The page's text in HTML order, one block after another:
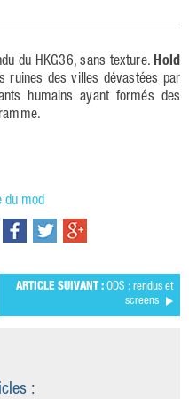
du HKG36, sans texture.Hold
ruines des villes dévastées par
humains ayant formés des
du mod
ARTICLE SUIVANT : ODS : rendus et
screens
: